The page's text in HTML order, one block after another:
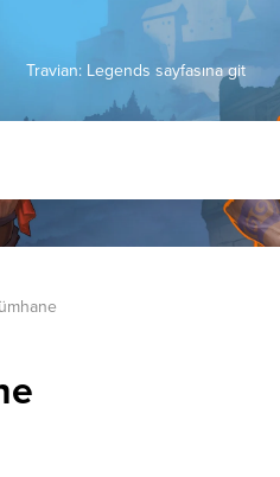
Travian: Legends sayfasına git